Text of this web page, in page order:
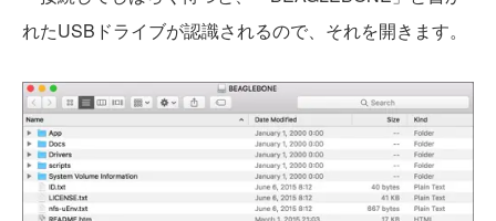
れたUSBドライブが認識されるので、それを開きます。